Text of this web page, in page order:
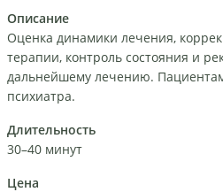
Описание
Оценка динамики лечения,
терапии, контроль состояния и
дальнейшему лечению.
психиатра.
Длительность
30–40 минут
Цена